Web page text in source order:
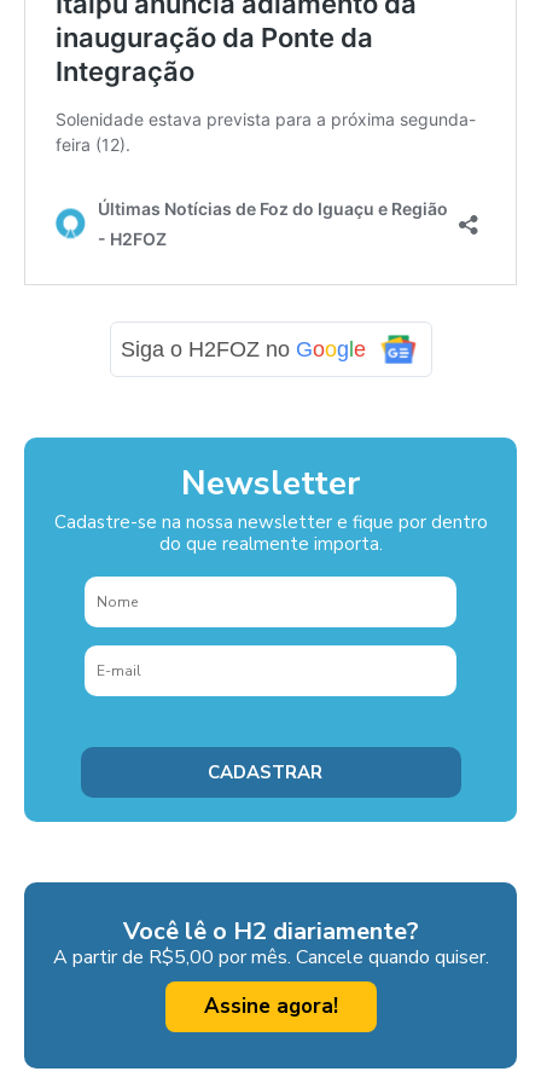
Siga o H2FOZ no Google
Newsletter
Cadastre-se na nossa newsletter e fique por dentro
do que realmente importa.
Você lê o H2 diariamente?
A partir de R$5,00 por mês. Cancele quando quiser.
Assine agora!